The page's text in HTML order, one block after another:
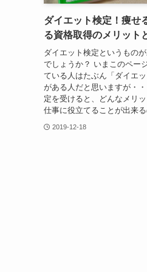
ダイエット検定！痩せ
る資格取得のメリット
ダイエット検定というもの
でしょうか？ いまこのペー
ている人はたぶん「ダイエ
がある人だと思いますが・
定を受けると、どんなメリッ
仕事に役立てることが出来る
2019-12-18